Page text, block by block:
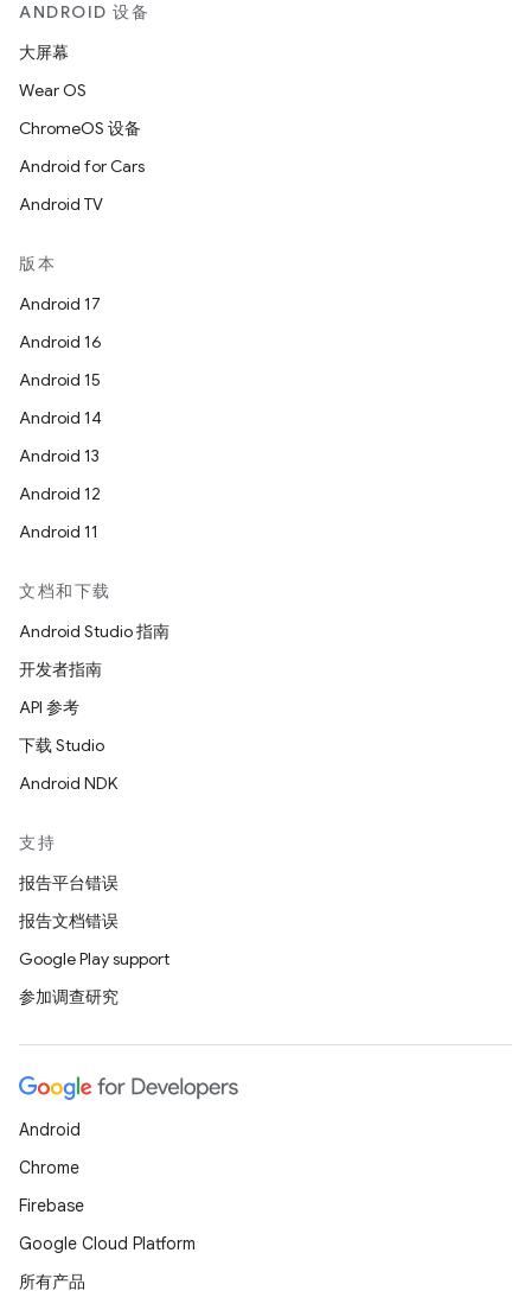
ANDROID 设备
大屏幕
Wear OS
ChromeOS 设备
Android for Cars
Android TV
版本
Android 17
Android 16
Android 15
Android 14
Android 13
Android 12
Android 11
文档和下载
Android Studio 指南
开发者指南
API 参考
下载 Studio
Android NDK
支持
报告平台错误
报告文档错误
Google Play support
参加调查研究
Android
Chrome
Firebase
Google Cloud Platform
所有产品